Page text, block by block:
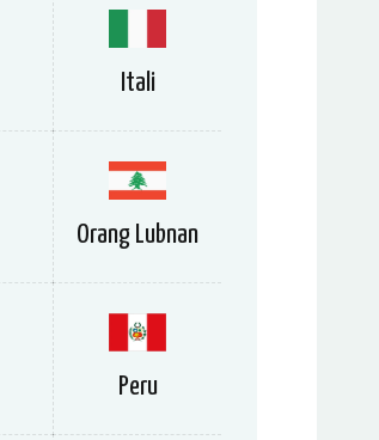
Itali
Orang Lubnan
Peru